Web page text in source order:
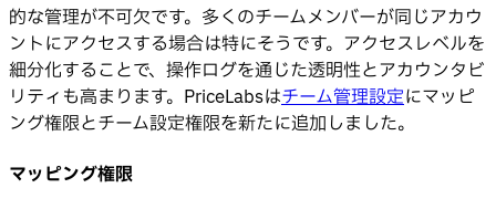
的な管理が不可欠です。多くのチームメンバーが同じアカウ
ントにアクセスする場合は特にそうです。アクセスレベルを
細分化することで、操作ログを通じた透明性とアカウンタビ
リティも高まります。PriceLabsはチーム管理設定にマッピ
ング権限とチーム設定権限を新たに追加しました。
マッピング権限